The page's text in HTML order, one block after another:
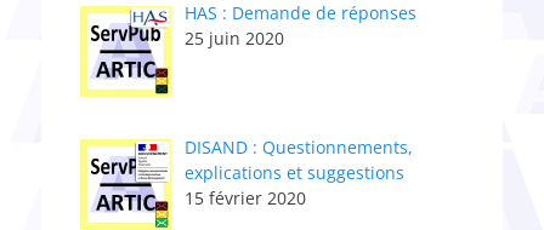
HAS : Demande de réponses
25 juin 2020
DISAND : Questionnements,
explications et suggestions
15 février 2020